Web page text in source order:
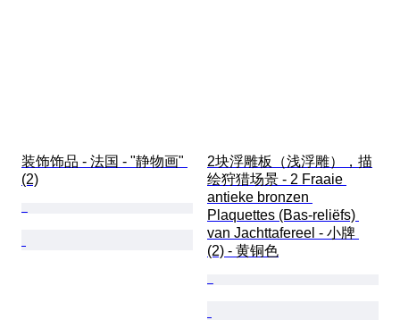
装饰饰品 - 法国 - "静物画"
(2)
2块浮雕板（浅浮雕），描
绘狩猎场景 - 2 Fraaie
antieke bronzen
Plaquettes (Bas-reliëfs)
van Jachttafereel - 小牌
(2) - 黄铜色